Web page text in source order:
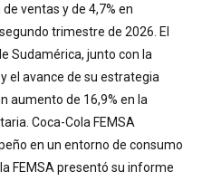
ventas y de 4,7% en
trimestre de 2026. El
Sudamérica, junto con la
el avance de su estrategia
aumento de 16,9% en la
Coca-Cola FEMSA
en un entorno de consumo
FEMSA presentó su informe